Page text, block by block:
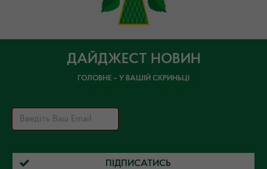
ДАЙДЖЕСТ НОВИН
ГОЛОВНЕ – У ВАШІЙ СКРИНЬЦІ
ПІДПИСАТИСЬ